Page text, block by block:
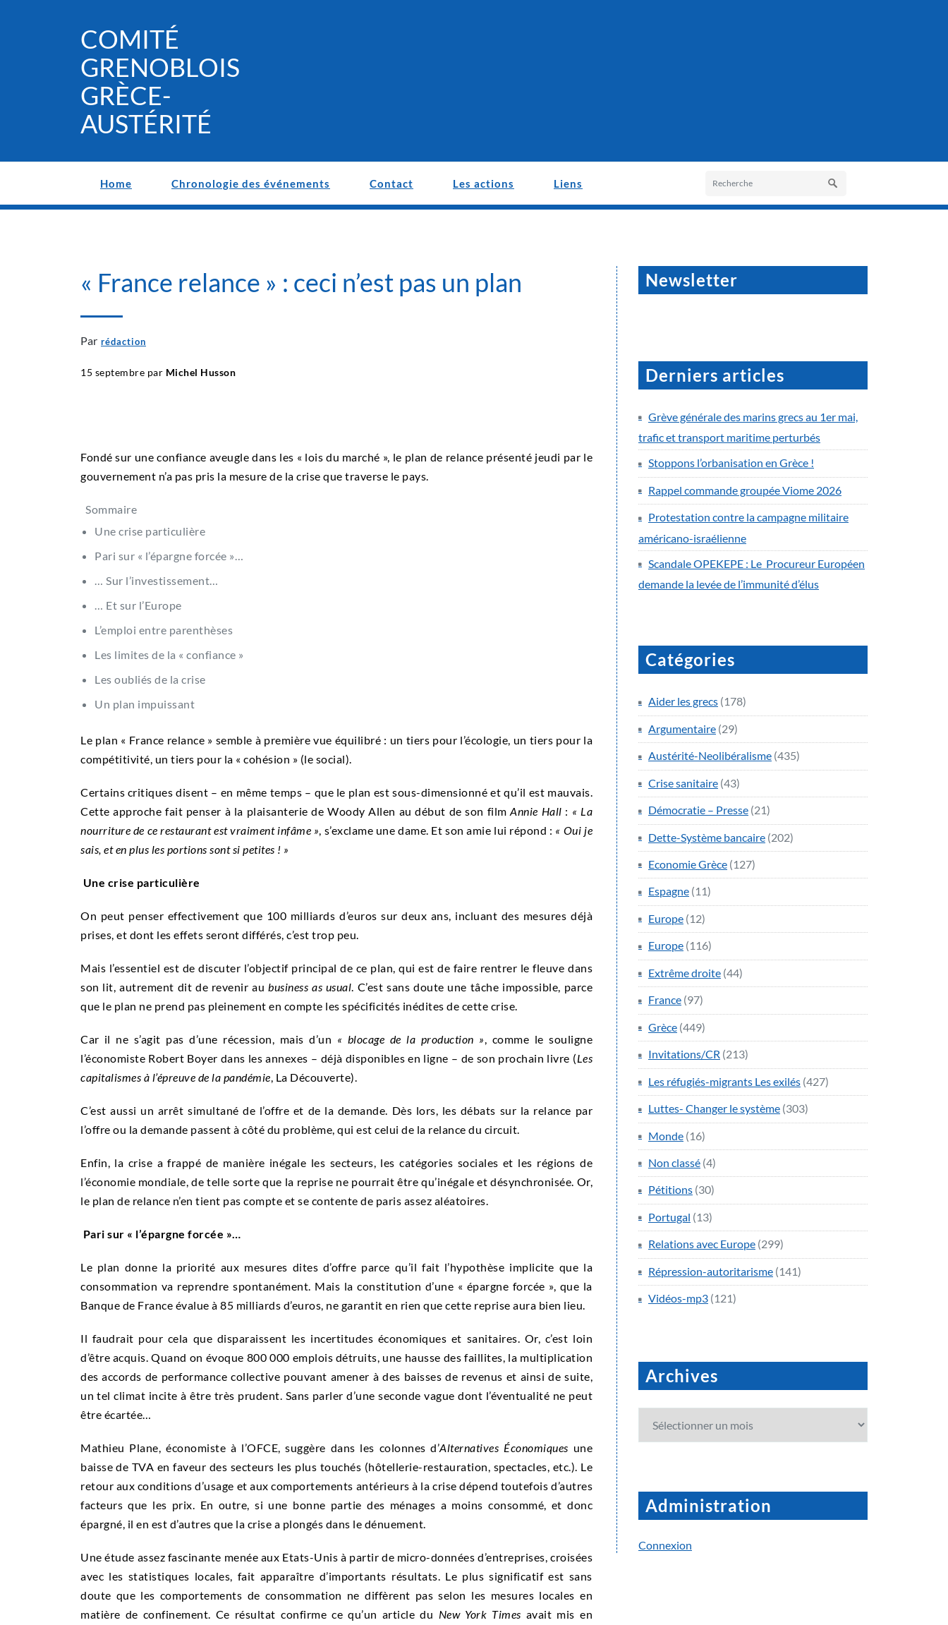
COMITÉ
GRENOBLOIS
GRÈCE-
AUSTÉRITÉ
Home Chronologie des événements Contact Les actions Liens
« France relance » : ceci n’est pas un plan
Par rédaction
15 septembre par Michel Husson
Fondé sur une confiance aveugle dans les « lois du marché », le plan de relance présenté jeudi par le
gouvernement n’a pas pris la mesure de la crise que traverse le pays.
Sommaire
Une crise particulière
Pari sur « l’épargne forcée »…
… Sur l’investissement…
… Et sur l’Europe
L’emploi entre parenthèses
Les limites de la « confiance »
Les oubliés de la crise
Un plan impuissant
Le plan « France relance » semble à première vue équilibré : un tiers pour l’écologie, un tiers pour la
compétitivité, un tiers pour la « cohésion » (le social).
Certains critiques disent – en même temps – que le plan est sous-dimensionné et qu’il est mauvais.
Cette approche fait penser à la plaisanterie de Woody Allen au début de son filmAnnie Hall : « La
nourriture de ce restaurant est vraiment infâme » , s’exclame une dame. Et son amie lui répond : « Oui je
sais, et en plus les portions sont si petites ! »
Une crise particulière
On peut penser effectivement que 100 milliards d’euros sur deux ans, incluant des mesures déjà
prises, et dont les effets seront différés, c’est trop peu.
Mais l’essentiel est de discuter l’objectif principal de ce plan, qui est de faire rentrer le fleuve dans
son lit, autrement dit de revenir au business as usual . C’est sans doute une tâche impossible, parce
que le plan ne prend pas pleinement en compte les spécificités inédites de cette crise.
Car il ne s’agit pas d’une récession , mais d’un « blocage de la production » , comme le souligne
l’économiste Robert Boyer dans les annexes – déjà disponibles en ligne – de son prochain livre (Les
capitalismes à l’épreuve de la pandémie , La Découverte).
C’est aussi un arrêt simultané de l’offre et de la demande. Dès lors, les débats sur la relance par
l’offre ou la demande passent à côté du problème, qui est celui de la relance du circuit.
Enfin, la crise a frappé de manière inégale les secteurs, les catégories sociales et les régions de
l’économie mondiale, de telle sorte que la reprise ne pourrait être qu’inégale et désynchronisée. Or,
le plan de relance n’en tient pas compte et se contente de paris assez aléatoires.
Pari sur « l’épargne forcée »…
Le plan donne la priorité aux mesures dites d’offre parce qu’il fait l’hypothèse implicite que la
consommation va reprendre spontanément. Mais la constitution d’une « épargne forcée », que la
Banque de France évalue à 85 milliards d’euros, ne garantit en rien que cette reprise aura bien lieu.
Il faudrait pour cela que disparaissent les incertitudes économiques et sanitaires. Or, c’est loin
d’être acquis. Quand on évoque 800 000 emplois détruits, une hausse des faillites, la multiplication
des accords de performance collective pouvant amener à des baisses de revenus et ainsi de suite,
un tel climat incite à être très prudent. Sans parler d’une seconde vague dont l’éventualité ne peut
être écartée…
Mathieu Plane, économiste à l’OFCE, suggère dans les colonnes d’Alternatives Économiques une
baisse de TVA en faveur des secteurs les plus touchés (hôtellerie-restauration, spectacles, etc.). Le
retour aux conditions d’usage et aux comportements antérieurs à la crise dépend toutefois d’autres
facteurs que les prix. En outre, si une bonne partie des ménages a moins consommé, et donc
épargné, il en est d’autres que la crise a plongés dans le dénuement.
Une étude assez fascinante menée aux Etats-Unis à partir de micro-données d’entreprises, croisées
avec les statistiques locales, fait apparaître d’importants résultats. Le plus significatif est sans
doute que les comportements de consommation ne diffèrent pas selon les mesures locales en
matière de confinement. Ce résultat confirme ce qu’un article du New York Times avait mis en
Newsletter
Derniers articles
Grève générale des marins grecs au 1er mai,
trafic et transport maritime perturbés
Stoppons l’orbanisation en Grèce !
Rappel commande groupée Viome 2026
Protestation contre la campagne militaire
américano-israélienne
Scandale OPEKEPE : Le Procureur Européen
demande la levée de l’immunité d’élus
Catégories
Aider les grecs (178)
Argumentaire (29)
Austérité-Neolibéralisme (435)
Crise sanitaire (43)
Démocratie – Presse (21)
Dette-Système bancaire (202)
Economie Grèce (127)
Espagne (11)
Europe (12)
Europe (116)
Extrême droite (44)
France (97)
Grèce (449)
Invitations/CR (213)
Les réfugiés-migrants Les exilés (427)
Luttes- Changer le système (303)
Monde (16)
Non classé (4)
Pétitions (30)
Portugal (13)
Relations avec Europe (299)
Répression-autoritarisme (141)
Vidéos-mp3 (121)
Archives
Administration
Connexion